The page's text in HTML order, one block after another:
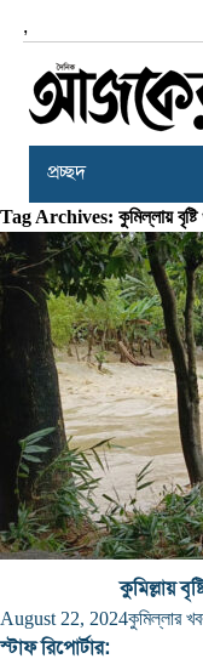
,
প্রচ্ছদ
Tag Archives: কুমিল্লায় বৃষ্টি
কুমিল্লায়
August 22, 2024কুমিল্লার
স্টাফ রিপোর্টার: